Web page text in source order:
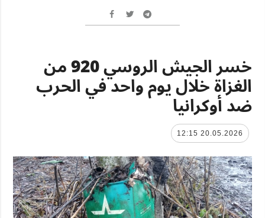
خسر الجيش الروسي 920 من
الغزاة خلال يوم واحد في الحرب
ضد أوكرانيا
20.05.2026 12:15